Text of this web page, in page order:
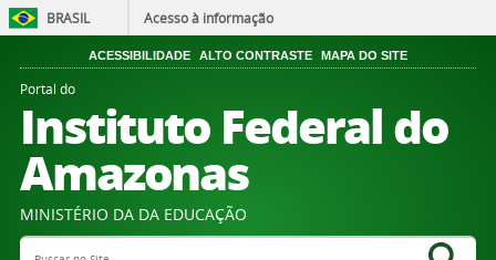
BRASIL Acesso à informação
ACESSIBILIDADE ALTO CONTRASTE MAPA DO SITE
Portal do
Instituto Federal do
Amazonas
MINISTÉRIO DA DA EDUCAÇÃO
Search Site